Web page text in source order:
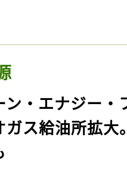
ン・エナジー・
ガス給油所拡大